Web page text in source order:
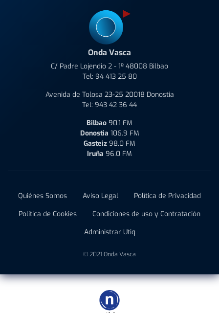
Onda Vasca
C/ Padre Lojendio 2 - 1º 48008 Bilbao
Tel: 94 413 25 80
Avenida de Tolosa 23-25 20018 Donostia
Tel: 943 42 36 44
Bilbao 90.1 FM
Donostia 106.9 FM
Gasteiz 98.0 FM
Iruña 96.0 FM
Quiénes Somos Aviso Legal
Política de Privacidad
Política de Cookies
Condiciones de uso y Contratación
Administrar Utiq
© 2021 Onda Vasca